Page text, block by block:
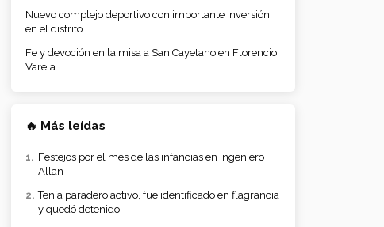
Nuevo complejo deportivo con importante inversión
en el distrito
Fe y devoción en la misa a San Cayetano en Florencio
Varela
🔥 Más leídas
Festejos por el mes de las infancias en Ingeniero
Allan
Tenía paradero activo, fue identificado en flagrancia
y quedó detenido